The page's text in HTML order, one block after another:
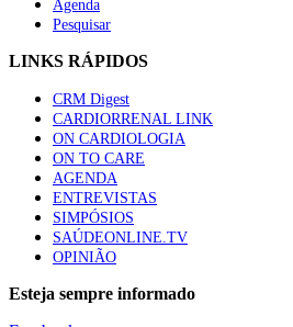
sustentável para os sistemas
94 visualizações
Quase quatro em cada dez
apresentavam níveis
88 visualizações
Trodelvy aprovado para
mama triplo negativo
elegíveis para inibidores
61 visualizações
MAIS NOTÍCIAS
Agenda
Pesquisar
LINKS RÁPIDOS
CRM Digest
CARDIORRENAL LINK
ON CARDIOLOGIA
ON TO CARE
AGENDA
ENTREVISTAS
SIMPÓSIOS
SAÚDEONLINE.TV
OPINIÃO
Esteja sempre informado